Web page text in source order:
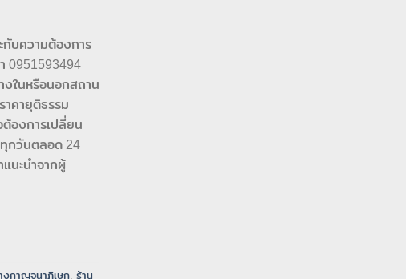
กับความต้องการ
0951593494
งในหรือนอกสถาน
าคายุติธรรม
องการเปลี่ยน
ทุกวันตลอด 24
นะนำจากผู้
งกาญจนาภิเษก, ร้าน